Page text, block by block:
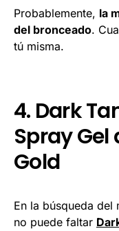
Probablemente, la
del bronceado.
tú misma.
4. Dark
Spray
Gold
En la búsqueda
no puede faltar